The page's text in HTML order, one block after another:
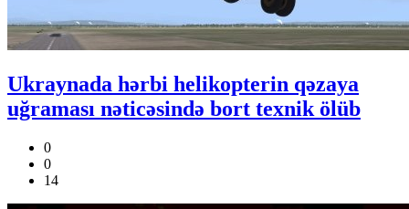
Ukraynada hərbi helikopterin qəzaya
uğraması nəticəsində bort texnik ölüb
0
0
14